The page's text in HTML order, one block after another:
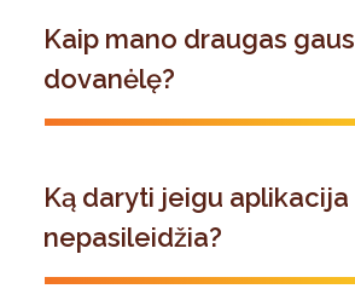
Kaip mano draugas gaus
dovanėlę?
Ką daryti jeigu aplikacija
nepasileidžia?